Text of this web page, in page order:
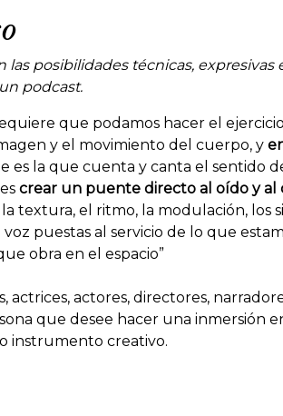
las posibilidades técnicas, expresivas
podcast.
que podamos hacer el
y el movimiento del cuerpo, y
es la que cuenta y canta el sentido
crear un puente directo al oído y al
textura, el ritmo, la modulación, los
puestas al servicio de lo que
obra en el espacio”
actrices, actores, directores,
que desee hacer una inmersión
instrumento creativo.